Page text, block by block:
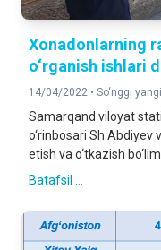
Xonadonlarning
o‘rganish ishlari
14/04/2022 • So‘nggi
Samarqand viloyat
o‘rinbosari Sh.Abdiyev
etish va o‘tkazish
Batafsil ...